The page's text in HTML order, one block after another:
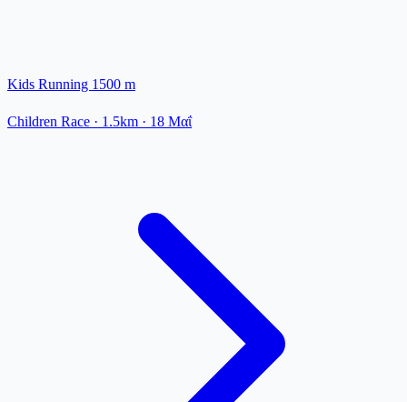
Kids Running 1500 m
Children Race · 1.5km · 18 Μαΐ